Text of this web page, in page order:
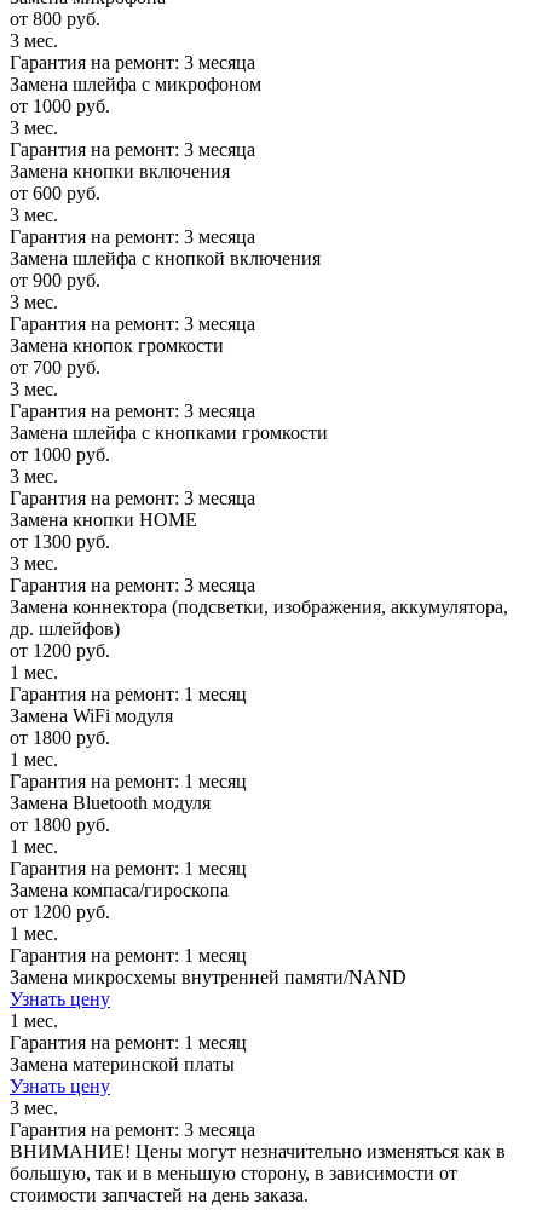
от 800 руб.
3 мес.
Гарантия на ремонт: 3 месяца
Замена шлейфа с микрофоном
от 1000 руб.
3 мес.
Гарантия на ремонт: 3 месяца
Замена кнопки включения
от 600 руб.
3 мес.
Гарантия на ремонт: 3 месяца
Замена шлейфа с кнопкой включения
от 900 руб.
3 мес.
Гарантия на ремонт: 3 месяца
Замена кнопок громкости
от 700 руб.
3 мес.
Гарантия на ремонт: 3 месяца
Замена шлейфа с кнопками громкости
от 1000 руб.
3 мес.
Гарантия на ремонт: 3 месяца
Замена кнопки HOME
от 1300 руб.
3 мес.
Гарантия на ремонт: 3 месяца
Замена коннектора (подсветки, изображения, аккумулятора,
др. шлейфов)
от 1200 руб.
1 мес.
Гарантия на ремонт: 1 месяц
Замена WiFi модуля
от 1800 руб.
1 мес.
Гарантия на ремонт: 1 месяц
Замена Bluetooth модуля
от 1800 руб.
1 мес.
Гарантия на ремонт: 1 месяц
Замена компаса/гироскопа
от 1200 руб.
1 мес.
Гарантия на ремонт: 1 месяц
Замена микросхемы внутренней памяти/NAND
Узнать цену
1 мес.
Гарантия на ремонт: 1 месяц
Замена материнской платы
Узнать цену
3 мес.
Гарантия на ремонт: 3 месяца
ВНИМАНИЕ! Цены могут незначительно изменяться как в
большую, так и в меньшую сторону, в зависимости от
стоимости запчастей на день заказа.